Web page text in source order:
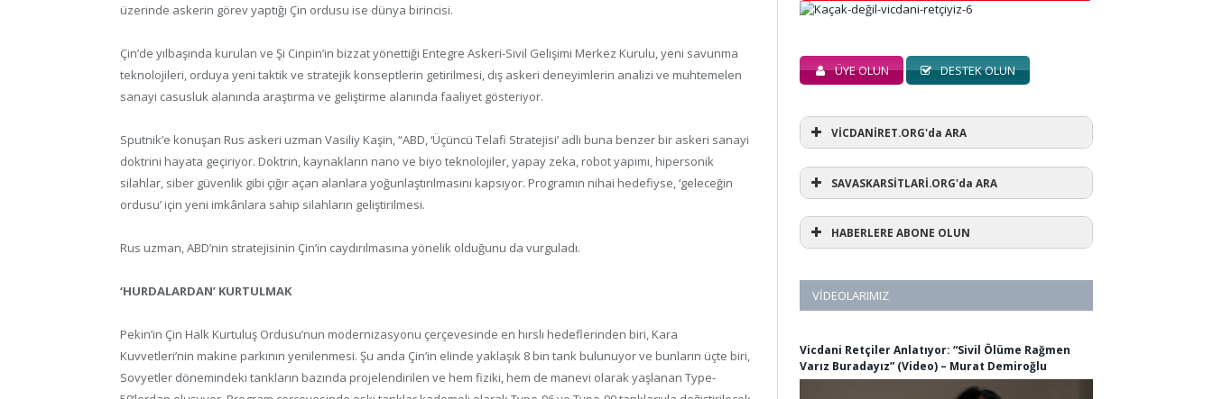
üzerinde askerin görev yaptığı Çin ordusu ise dünya birincisi.
Çin’de yılbaşında kurulan ve Şi Cinpin’in bizzat yönettiği Entegre Askeri-Sivil Gelişimi Merkez Kurulu, yeni savunma
teknolojileri, orduya yeni taktik ve stratejik konseptlerin getirilmesi, dış askeri deneyimlerin analizi ve muhtemelen
sanayi casusluk alanında araştırma ve geliştirme alanında faaliyet gösteriyor.
Sputnik’e konuşan Rus askeri uzman Vasiliy Kaşin, “ABD, ‘Üçüncü Telafi Stratejisi’ adlı buna benzer bir askeri sanayi
doktrini hayata geçiriyor. Doktrin, kaynakların nano ve biyo teknolojiler, yapay zeka, robot yapımı, hipersonik
silahlar, siber güvenlik gibi çığır açan alanlara yoğunlaştırılmasını kapsıyor. Programın nihai hedefiyse, ‘geleceğin
ordusu’ için yeni imkânlara sahip silahların geliştirilmesi.
Rus uzman, ABD’nin stratejisinin Çin’in caydırılmasına yönelik olduğunu da vurguladı.
‘HURDALARDAN’ KURTULMAK
Pekin’in Çin Halk Kurtuluş Ordusu’nun modernizasyonu çerçevesinde en hırslı hedeflerinden biri, Kara
Kuvvetleri’nin makine parkının yenilenmesi. Şu anda Çin’in elinde yaklaşık 8 bin tank bulunuyor ve bunların üçte biri,
Sovyetler dönemindeki tankların bazında projelendirilen ve hem fiziki, hem de manevi olarak yaşlanan Type-
ÜYE OLUN DESTEK OLUN
VİCDANİRET.ORG'da ARA
SAVASKARSİTLARİ.ORG'da ARA
HABERLERE ABONE OLUN
VIDEOLARIMIZ
Vicdani Retçiler Anlatıyor: “Sivil Ölüme Rağmen
Varız Buradayız” (Video) – Murat Demiroğlu